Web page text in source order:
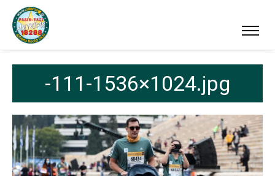
-111-1536×1024.jpg